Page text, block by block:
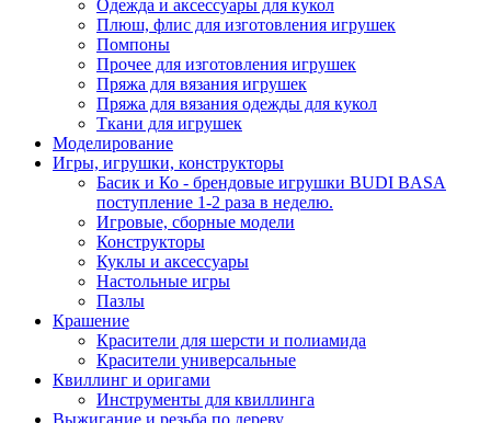
Одежда и аксессуары для кукол
Плюш, флис для изготовления игрушек
Помпоны
Прочее для изготовления игрушек
Пряжа для вязания игрушек
Пряжа для вязания одежды для кукол
Ткани для игрушек
Моделирование
Игры, игрушки, конструкторы
Басик и Ко - брендовые игрушки BUDI BASA
поступление 1-2 раза в неделю.
Игровые, сборные модели
Конструкторы
Куклы и аксессуары
Настольные игры
Пазлы
Крашение
Красители для шерсти и полиамида
Красители универсальные
Квиллинг и оригами
Инструменты для квиллинга
Выжигание и резьба по дереву